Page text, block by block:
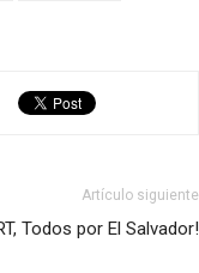
Artículo siguiente
Todos por El Salvador!